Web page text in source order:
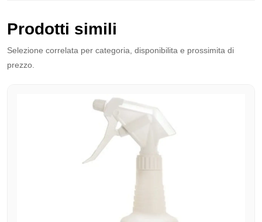
Prodotti simili
Selezione correlata per categoria, disponibilita e prossimita di
prezzo.